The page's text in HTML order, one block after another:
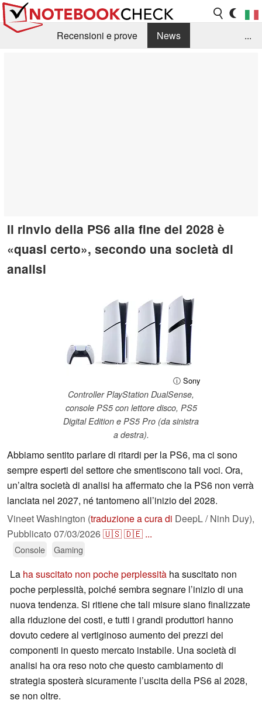
Recensioni e prove
News
...
Il rinvio della PS6 alla fine del 2028 è
«quasi certo», secondo una società di
analisi
ⓘ Sony
Controller PlayStation DualSense,
console PS5 con lettore disco, PS5
Digital Edition e PS5 Pro (da sinistra
a destra).
Abbiamo sentito parlare di ritardi per la PS6, ma ci sono
sempre esperti del settore che smentiscono tali voci. Ora,
un’altra società di analisi ha affermato che la PS6 non verrà
lanciata nel 2027, né tantomeno all’inizio del 2028.
Vineet Washington (traduzione a cura di DeepL / Ninh Duy),
Pubblicato 07/03/2026🇺🇸🇩🇪 ...
Console Gaming
La ha suscitato non poche perplessità ha suscitato non
poche perplessità, poiché sembra segnare l’inizio di una
nuova tendenza. Si ritiene che tali misure siano finalizzate
alla riduzione dei costi, e tutti i grandi produttori hanno
dovuto cedere al vertiginoso aumento dei prezzi dei
componenti in questo mercato instabile. Una società di
analisi ha ora reso noto che questo cambiamento di
strategia sposterà sicuramente l’uscita della PS6 al 2028,
se non oltre.